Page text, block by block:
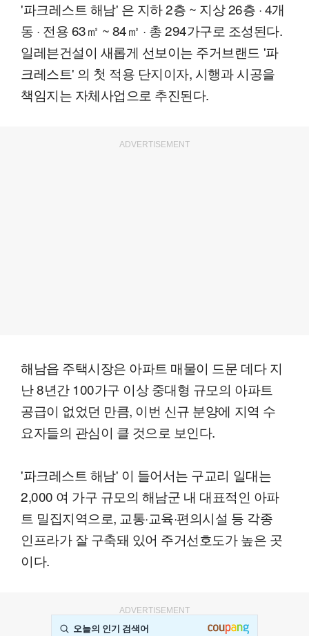
'파크레스트 해남' 은 지하 2층 ~ 지상 26층 · 4개
동 · 전용 63㎡ ~ 84㎡ · 총 294가구로 조성된다.
일레븐건설이 새롭게 선보이는 주거브랜드 '파
크레스트' 의 첫 적용 단지이자, 시행과 시공을
책임지는 자체사업으로 추진된다.
ADVERTISEMENT
해남읍 주택시장은 아파트 매물이 드문 데다 지
난 8년간 100가구 이상 중대형 규모의 아파트
공급이 없었던 만큼, 이번 신규 분양에 지역 수
요자들의 관심이 클 것으로 보인다.
'파크레스트 해남' 이 들어서는 구교리 일대는
2,000 여 가구 규모의 해남군 내 대표적인 아파
트 밀집지역으로, 교통·교육·편의시설 등 각종
인프라가 잘 구축돼 있어 주거선호도가 높은 곳
이다.
ADVERTISEMENT